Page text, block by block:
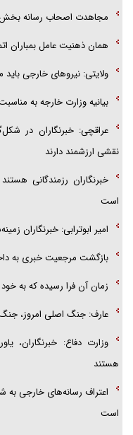
مجاهدت اصحاب رسانه
همان ذهنیت عامل بمباران
ولایتی: نیروهای خارجی باید
بیانیه وزارت خارجه به
عراقچی: خبرنگاران در
نقشی ارزشمند دارند
خبرنگاران رزمندگانی
است
امیر ابوترابی: خبرنگاران
بازگشت مرجعیت خبری به
زمان آن فرا رسیده که به
عارف: جنگ اصلی امروز،
وزارت دفاع: خبرنگاران،
هستند
اعتراف رسانه‌های خارجی
است